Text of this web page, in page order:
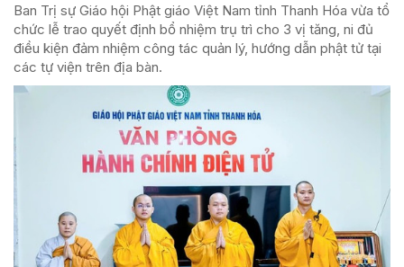
Ban Trị sự Giáo hội Phật giáo Việt Nam tỉnh Thanh Hóa vừa tổ
chức lễ trao quyết định bổ nhiệm trụ trì cho 3 vị tăng, ni đủ
điều kiện đảm nhiệm công tác quản lý, hướng dẫn phật tử tại
các tự viện trên địa bàn.